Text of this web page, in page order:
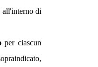
di
per ciascun